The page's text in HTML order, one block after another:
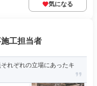
気になる
工担当者
れぞれの立場にあったキ